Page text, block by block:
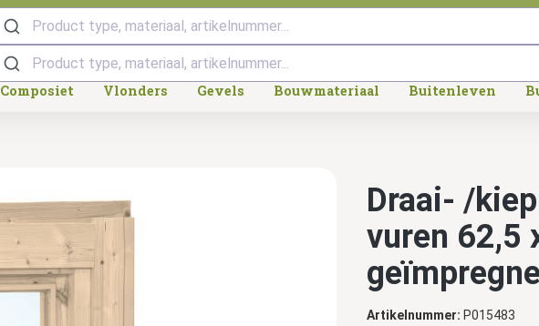
Product type, materiaal, artikelnummer...
Composiet Vlonders Gevels Bouwmateriaal Buitenleven
Draai- /
vuren 62,5
Artikelnummer: P015483